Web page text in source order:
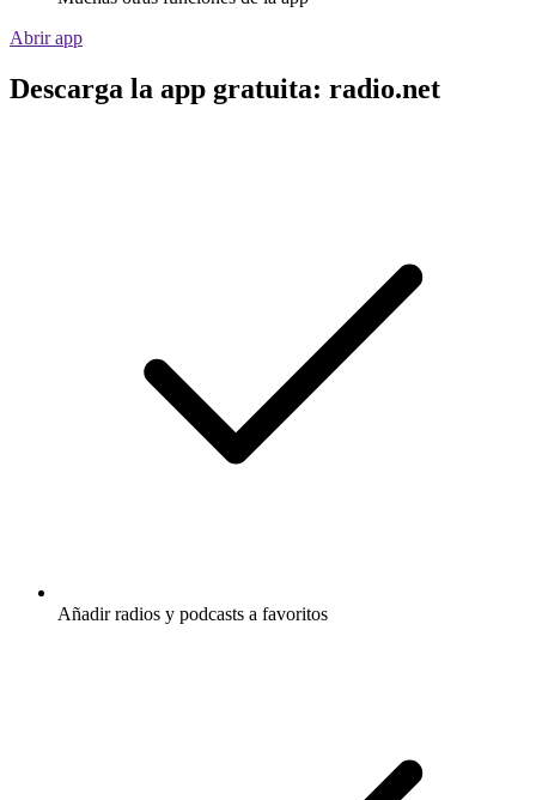
Abrir app
Descarga la app gratuita: radio.net
Añadir radios y podcasts a favoritos